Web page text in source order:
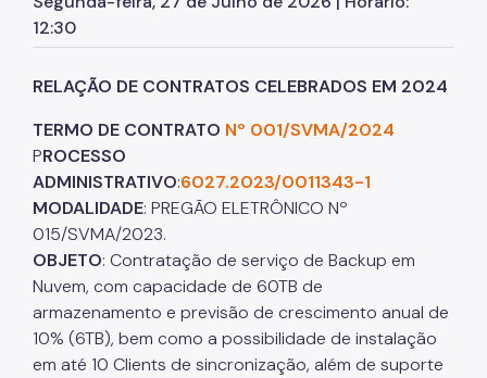
Herbário Municipal
Parques Urbanos
Parques Concessionados
Unidades de Conservação
Trilha Interparques
Viveiros Municipais
Educação Ambiental UMAPAZ
Programação
Planetários
12:30
RELAÇÃO DE CONTRATOS CELEBRADOS EM 2024
TERMO DE CONTRATO Nº 001/SVMA/2024
PROCESSO
ADMINISTRATIVO:6027.2023/0011343-1
MODALIDADE: PREGÃO ELETRÔNICO Nº
015/SVMA/2023.
OBJETO: Contratação de serviço de Backup em
Nuvem, com capacidade de 60TB de
armazenamento e previsão de crescimento anual de
10% (6TB), bem como a possibilidade de instalação
em até 10 Clients de sincronização, além de suporte